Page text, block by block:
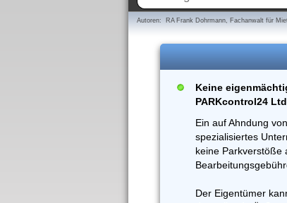
Autoren: RA Frank Dohrmann, Fachanwalt für
Keine
PARKcontrol24
Ein auf Ahndung
spezialisiertes
keine Parkverstöße
Der Eigentümer